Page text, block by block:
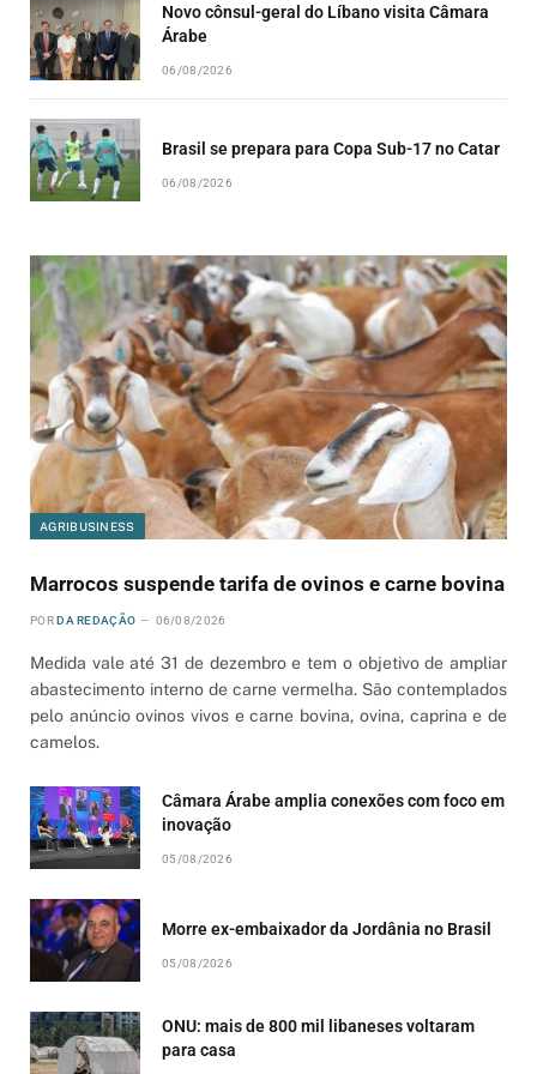
Novo cônsul-geral do Líbano visita Câmara
Árabe
06/08/2026
Brasil se prepara para Copa Sub-17 no Catar
06/08/2026
AGRIBUSINESS
Marrocos suspende tarifa de ovinos e carne bovina
POR DA REDAÇÃO 06/08/2026
Medida vale até 31 de dezembro e tem o objetivo de ampliar
abastecimento interno de carne vermelha. São contemplados
pelo anúncio ovinos vivos e carne bovina, ovina, caprina e de
camelos.
Câmara Árabe amplia conexões com foco em
inovação
05/08/2026
Morre ex-embaixador da Jordânia no Brasil
05/08/2026
ONU: mais de 800 mil libaneses voltaram
para casa